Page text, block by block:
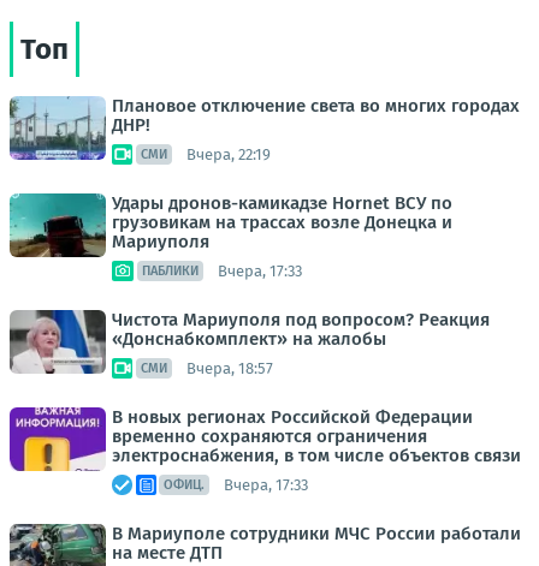
Топ
Плановое отключение света во многих городах
ДНР!
СМИ Вчера, 22:19
Удары дронов-камикадзе Hornet ВСУ по
грузовикам на трассах возле Донецка и
Мариуполя
ПАБЛИКИ Вчера, 17:33
Чистота Мариуполя под вопросом? Реакция
«Донснабкомплект» на жалобы
СМИ Вчера, 18:57
В новых регионах Российской Федерации
временно сохраняются ограничения
электроснабжения, в том числе объектов связи
ОФИЦ. Вчера, 17:33
В Мариуполе сотрудники МЧС России работали
на месте ДТП